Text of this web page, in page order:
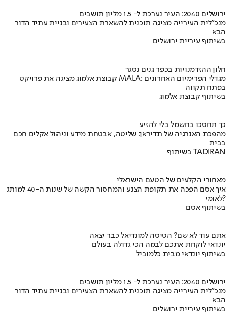
ירושלים 2040: העיר נערכת ל- 1.5 מליון תושבים
מנכ"לית העירייה מציגה תוכנית להשארת הצעירים ובניית עתיד הדור
הבא
בשיתוף עיריית ירושלים
חלון ההזדמנויות בכפר גנים נסגר
קבוצת אלמוג מציגה את פרויקט MALA: מגדלי הפרימיום האחרונים
בפתח תקווה
בשיתוף קבוצת אלמוג
כך תחסכו בחשמל בלי להזיע
מהפכת האנרגיה של תדיראן: שליטה, אבטחת מידע וניהול אקלים חכם
בבית
בשיתוף TADIRAN
מאחורי הקלעים של הטעם הישראלי
איך אסם הפכה את תקופת הצנע והמחסור הקשה של שנות ה-40 למותג
לאומי?
בשיתוף אסם
אתם עוד לא שם? הטיסה למונדיאל כבר יצאה
יונדאי לוקחת אתכם לבמה הכי גדולה בעולם
בשיתוף יונדאי מבית כלמוביל
ירושלים 2040: העיר נערכת ל- 1.5 מליון תושבים
מנכ"לית העירייה מציגה תוכנית להשארת הצעירים ובניית עתיד הדור
הבא
בשיתוף עיריית ירושלים